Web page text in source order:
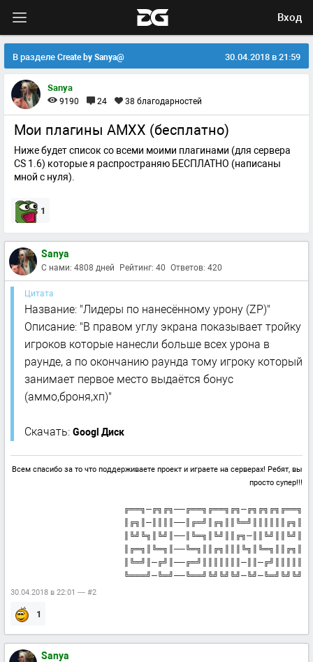
Вход
В разделе Create by Sanya@ 30.04.2018 в 21:59
Sanya
9190 24 38 благодарностей
Мои плагины AMXX (бесплатно)
Ниже будет список со всеми моими плагинами (для сервера
CS 1.6) которые я распространяю БЕСПЛАТНО (написаны
мной с нуля).
1
Sanya
С нами: 4808 дней Рейтинг: 40 Ответов: 420
Цитата
Название: "Лидеры по нанесённому урону (ZP)"
Описание: "В правом углу экрана показывает тройку
игроков которые нанесли больше всех урона в
раунде, а по окончанию раунда тому игроку который
занимает первое место выдаётся бонус
(аммо,броня,хп)"
Скачать: Googl Диск
Всем спасибо за то что поддерживаете проект и играете на серверах! Ребят, вы
просто супер!!!
╔══╗─╔╗╔╗──╔══╗╔══╗╔╗─╔╗╔╗╔╗╔══╗
║╔╗║─║║║║──║╔═╝║╔╗║║╚═╝║║║║║║╔╗║
║╚╝╚╗║╚╝║──║╚═╗║╚╝║║╔╗─║║╚╝║║╚╝║
║╔═╗║╚═╗║──╚═╗║║╔╗║║║╚╗║╚═╗║║╔╗║
║╚═╝║─╔╝║──╔═╝║║║║║║║─║║─╔╝║║║║║
╚═══╝─╚═╝──╚══╝╚╝╚╝╚╝─╚╝─╚═╝╚╝╚╝
30.04.2018 в 22:01 — #2
1
Sanya